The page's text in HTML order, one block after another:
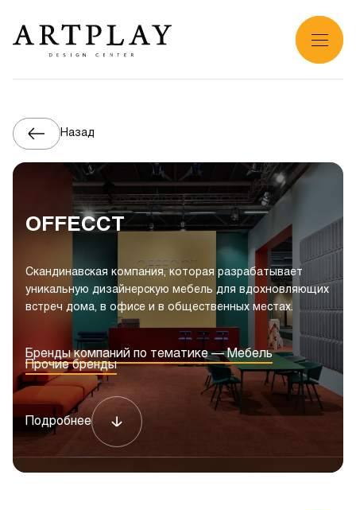
Назад
OFFECCT
Cкандинавская компания, которая разрабатывает
уникальную дизайнерскую мебель для вдохновляющих
встреч дома, в офисе и в общественных местах.
Бренды компаний по тематике — Мебель
Прочие бренды
Подробнее